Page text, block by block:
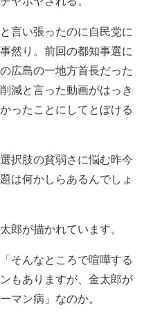
言い張ったのに自民党に
然り。前回の都知事選に
広島の一地方首長だった
減と言った動画がはっき
ったことにしてとぼける
択肢の貧弱さに悩む昨今
は何かしらあるんでしょ
郎が描かれています。
そんなところで喧嘩する
もありますが、金太郎が
マン病」なのか。